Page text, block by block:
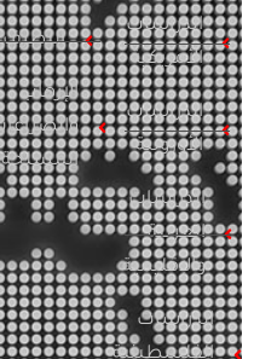
الدراسات
الأمريكية
الدراسات
الأوروبية
الدراسات
العربية
والإقليمية
الدراسات
التطرف
الإرهاب
والصراعات
المسلحة